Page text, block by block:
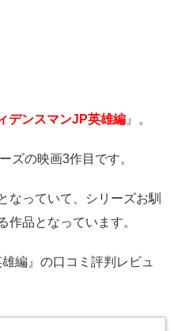
デンスマンJP英雄編 』。
ズの映画3作目です。
なっていて、シリーズお馴
作品となっています。
編』の口コミ評判レビュ